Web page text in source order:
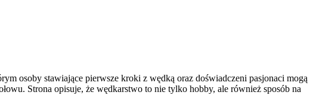
osoby stawiające pierwsze kroki z wędką oraz doświadczeni pasjonaci mogą
Strona opisuje, że wędkarstwo to nie tylko hobby, ale również sposób na